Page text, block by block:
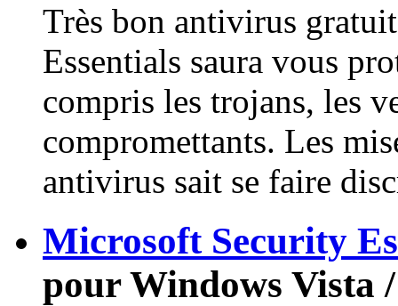
Très bon antivirus
Essentials saura vous
compris les trojans, les
compromettants. Les
antivirus sait se faire
Microsoft Security
pour Windows Vista